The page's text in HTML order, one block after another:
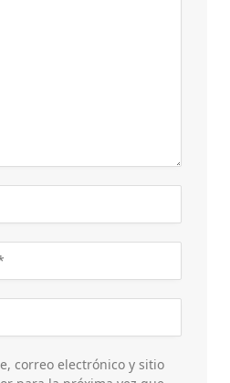
correo electrónico y sitio